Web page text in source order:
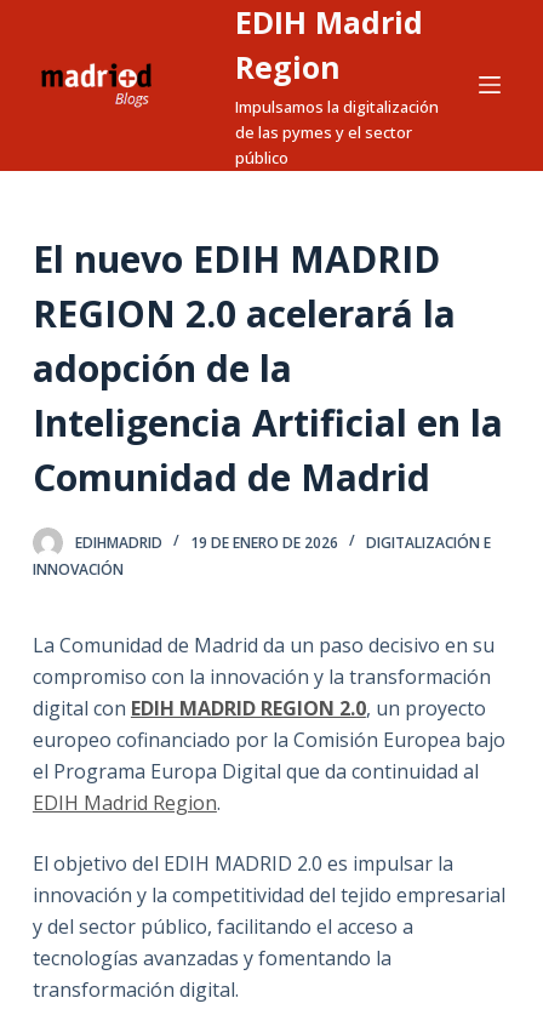
o
EDIH Madrid
Region
Impulsamos la digitalización
de las pymes y el sector
público
El nuevo EDIH MADRID
REGION 2.0 acelerará la
adopción de la
Inteligencia Artificial en la
Comunidad de Madrid
EDIHMADRID 19 DE ENERO DE 2026
DIGITALIZACIÓN E
INNOVACIÓN
La Comunidad de Madrid da un paso decisivo en su
compromiso con la innovación y la transformación
digital con EDIH MADRID REGION 2.0, un proyecto
europeo cofinanciado por la Comisión Europea bajo
el Programa Europa Digital que da continuidad al
EDIH Madrid Region.
El objetivo del EDIH MADRID 2.0 es impulsar la
innovación y la competitividad del tejido empresarial
y del sector público, facilitando el acceso a
tecnologías avanzadas y fomentando la
transformación digital.